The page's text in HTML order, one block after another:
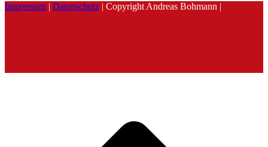
Impressum | Datenschutz | Copyright Andreas Bohmann |